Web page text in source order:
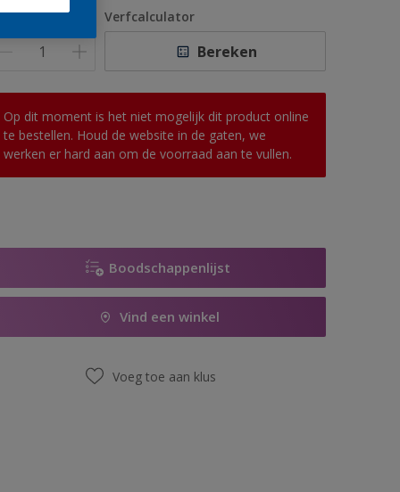
Verfcalculator
Bereken
Op dit moment is het niet mogelijk dit product online
te bestellen. Houd de website in de gaten, we
werken er hard aan om de voorraad aan te vullen.
Boodschappenlijst
Vind een winkel
Voeg toe aan klus